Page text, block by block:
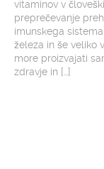
vitaminov v
preprečevanje
imunskega
železa in še veliko
more proizvajati
zdravje in […]